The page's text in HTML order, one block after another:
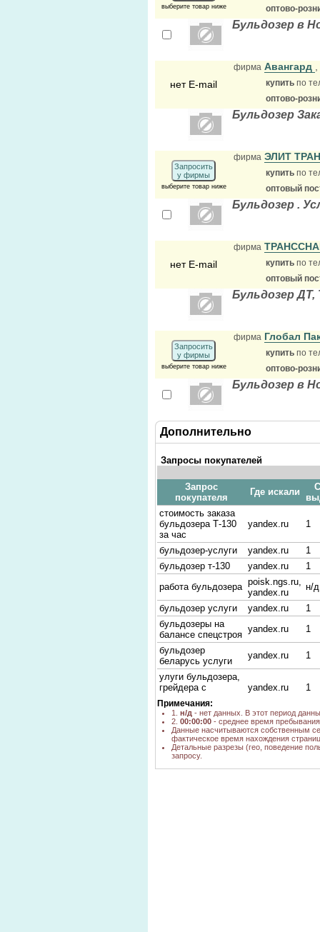
выберите товар ниже
оптово-
Бульдозер в
нет E-mail
фирма Авангард
купить по
оптово-
Бульдозер
Запросить
у фирмы
выберите товар ниже
фирма ЭЛИТ
купить по
оптовый
Бульдозер .
нет E-mail
фирма
купить по
оптовый
Бульдозер ДТ,
Запросить
у фирмы
выберите товар ниже
фирма Глобал
купить по
оптово-
Бульдозер в
Дополнительно
Запросы покупателей
Запрос
покупателя
Где искали
стоимость заказа
бульдозера Т-130
за час
yandex.ru 1
бульдозер-услуги yandex.ru
1
бульдозер т-130
yandex.ru
1
работа бульдозера poisk.ngs.ru,
yandex.ru
н/д
бульдозер услуги
yandex.ru
1
бульдозеры на
балансе спецстроя
yandex.ru
1
бульдозер
беларусь услуги
yandex.ru
1
улуги бульдозера,
грейдера с
клыками
yandex.ru 1
цена новый
бульдозер Т-170
МБ
yandex.ru 1
бульдозер заказ yandex.ru
1
заказ бульдозера
yandex.ru
1
Примечания:
1. н/д - нет данных. В этот период
2. 00:00:00 - среднее время
Данные насчитываются собственным
фактическое время нахождения
Детальные разрезы (гео, поведение
запросу.